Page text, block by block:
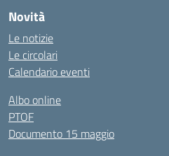
Novità
Le notizie
Le circolari
Calendario eventi
Albo online
PTOF
Documento 15 maggio